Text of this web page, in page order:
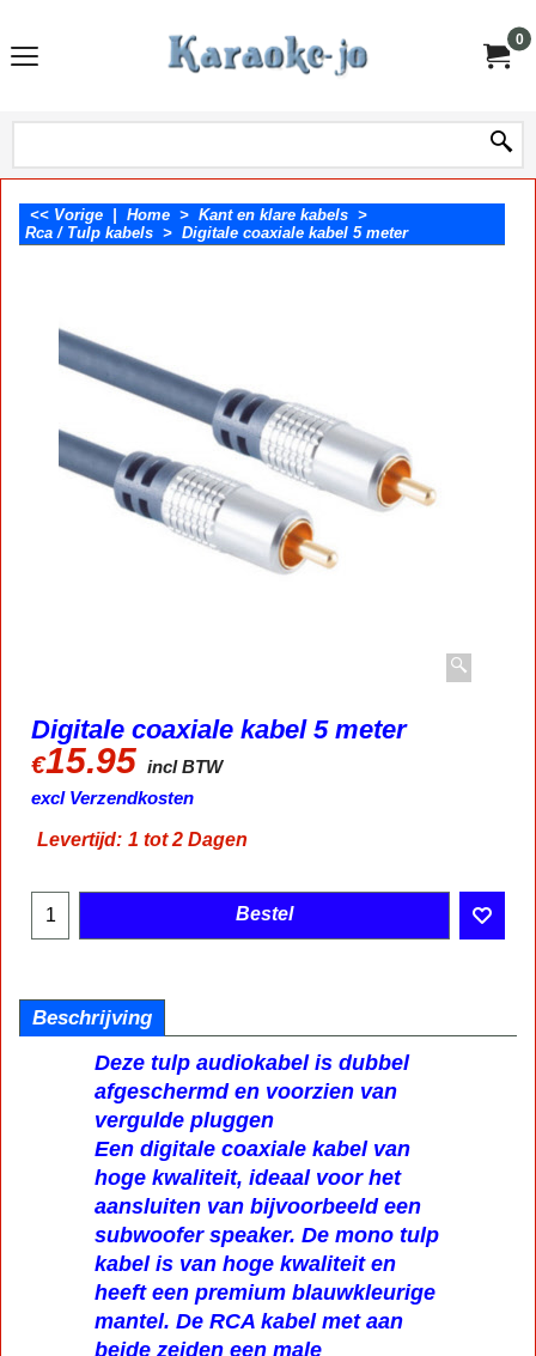
0
<< Vorige Home > Kant en klare kabels >
Rca / Tulp kabels > Digitale coaxiale kabel 5 meter
Digitale coaxiale kabel 5 meter
€15.95 incl BTW
excl Verzendkosten
Levertijd: 1 tot 2 Dagen
Bestel
Beschrijving
Deze tulp audiokabel is dubbel
afgeschermd en voorzien van
vergulde pluggen
Een digitale coaxiale kabel van
hoge kwaliteit, ideaal voor het
aansluiten van bijvoorbeeld een
subwoofer speaker. De mono tulp
kabel is van hoge kwaliteit en
heeft een premium blauwkleurige
mantel. De RCA kabel met aan
beide zeiden een male